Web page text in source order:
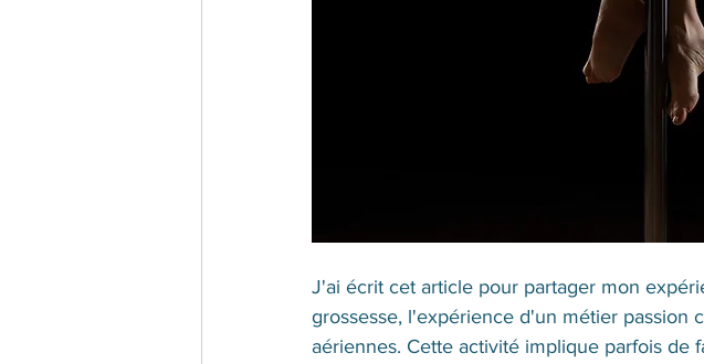
J'ai écrit cet article pour partager mon
grossesse, l'expérience d'un métier passion
aériennes. Cette activité implique parfois de